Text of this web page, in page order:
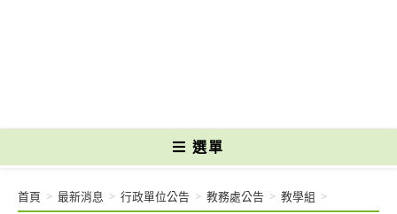
選單
首頁 > 最新消息 > 行政單位公告 > 教務處公告 > 教學組 >